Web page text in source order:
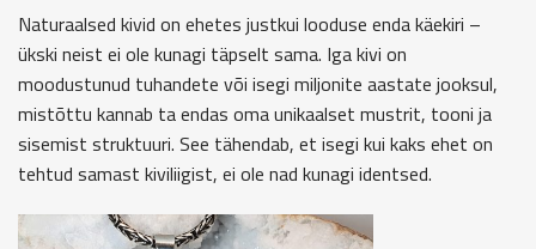
Naturaalsed kivid on ehetes justkui looduse enda käekiri –
ükski neist ei ole kunagi täpselt sama. Iga kivi on
moodustunud tuhandete või isegi miljonite aastate jooksul,
mistõttu kannab ta endas oma unikaalset mustrit, tooni ja
sisemist struktuuri. See tähendab, et isegi kui kaks ehet on
tehtud samast kiviliigist, ei ole nad kunagi identsed.